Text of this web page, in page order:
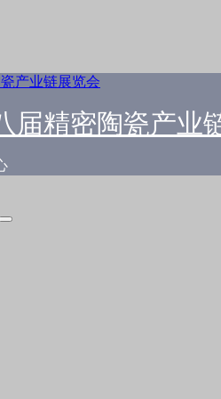
届精密陶瓷产业